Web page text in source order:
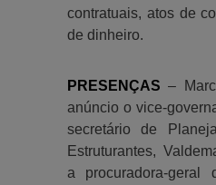
contratuais, atos de
de dinheiro.
PRESENÇAS–
anúncio o vice-
secretário de
Estruturantes,
a procuradora-geral